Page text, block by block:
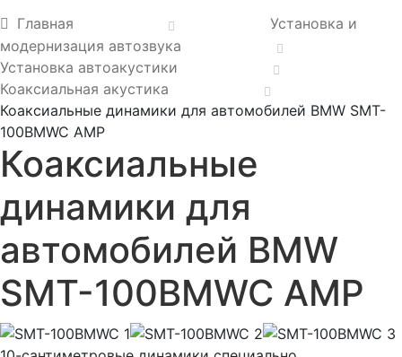
Главная
Установка и
модернизация автозвука
Установка автоакустики
Коаксиальная акустика
Коаксиальные динамики для автомобилей BMW SMT-
100BMWC AMP
Коаксиальные
динамики для
автомобилей BMW
SMT-100BMWC AMP